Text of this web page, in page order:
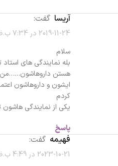
آریسا گفت:
2019-11-24 در 7:34 ب.ظ
سلام
بله نمایندگی های استاد
هستن داروهاشون……من
ایشون و داروهاشون
کردم
یکی از نمایندگی
پاسخ
فهیمه گفت:
2023-10-21 در 4:49 ب.ظ